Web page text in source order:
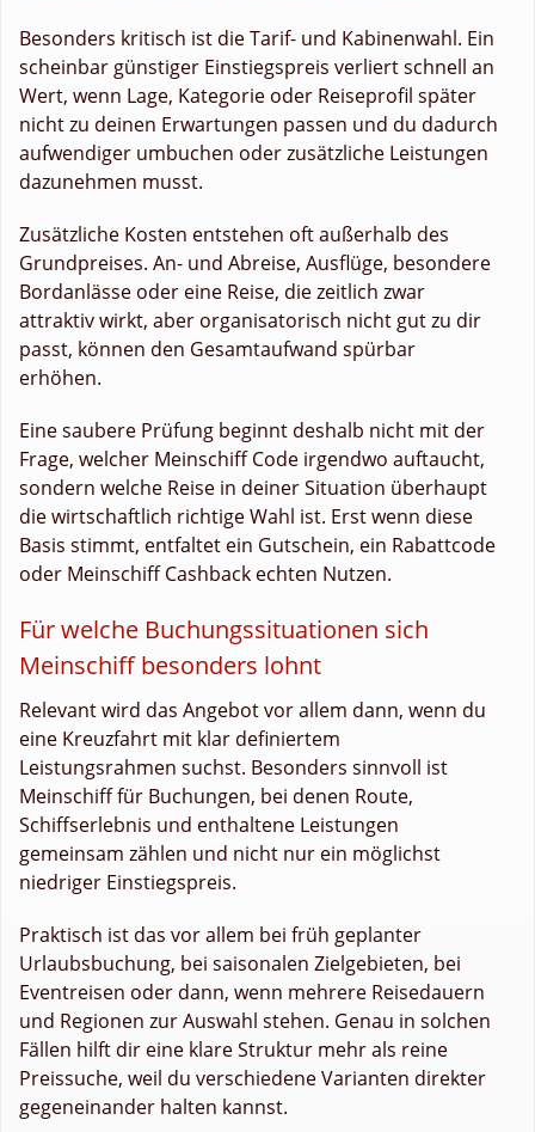
Besonders kritisch ist die Tarif- und Kabinenwahl. Ein
scheinbar günstiger Einstiegspreis verliert schnell an
Wert, wenn Lage, Kategorie oder Reiseprofil später
nicht zu deinen Erwartungen passen und du dadurch
aufwendiger umbuchen oder zusätzliche Leistungen
dazunehmen musst.
Zusätzliche Kosten entstehen oft außerhalb des
Grundpreises. An- und Abreise, Ausflüge, besondere
Bordanlässe oder eine Reise, die zeitlich zwar
attraktiv wirkt, aber organisatorisch nicht gut zu dir
passt, können den Gesamtaufwand spürbar
erhöhen.
Eine saubere Prüfung beginnt deshalb nicht mit der
Frage, welcher Meinschiff Code irgendwo auftaucht,
sondern welche Reise in deiner Situation überhaupt
die wirtschaftlich richtige Wahl ist. Erst wenn diese
Basis stimmt, entfaltet ein Gutschein, ein Rabattcode
oder Meinschiff Cashback echten Nutzen.
Für welche Buchungssituationen sich
Meinschiff besonders lohnt
Relevant wird das Angebot vor allem dann, wenn du
eine Kreuzfahrt mit klar definiertem
Leistungsrahmen suchst. Besonders sinnvoll ist
Meinschiff für Buchungen, bei denen Route,
Schiffserlebnis und enthaltene Leistungen
gemeinsam zählen und nicht nur ein möglichst
niedriger Einstiegspreis.
Praktisch ist das vor allem bei früh geplanter
Urlaubsbuchung, bei saisonalen Zielgebieten, bei
Eventreisen oder dann, wenn mehrere Reisedauern
und Regionen zur Auswahl stehen. Genau in solchen
Fällen hilft dir eine klare Struktur mehr als reine
Preissuche, weil du verschiedene Varianten direkter
gegeneinander halten kannst.